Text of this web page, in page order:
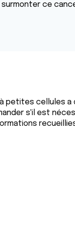
ce
petites cellules a
s'il est